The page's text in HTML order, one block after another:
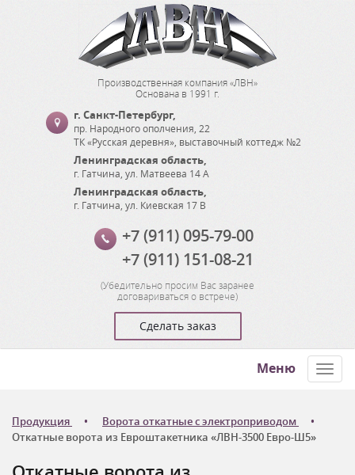
Производственная компания «ЛВН»
Основана в 1991 г.
г. Санкт-Петербург,
пр. Народного ополчения, 22
ТК «Русская деревня», выставочный коттедж №2
Ленинградская область,
г. Гатчина ул. Матвеева 14 А
Ленинградская область,
г. Гатчина ул. Киевская 17 В
+7 (911) 095-79-00
+7 (911) 151-08-21
(Убедительно просим Вас заранее
договариваться о встрече)
Сделать заказ
Меню
Продукция
Ворота откатные с электроприводом
Откатные ворота из Евроштакетника «ЛВН-3500 Евро-Ш5»